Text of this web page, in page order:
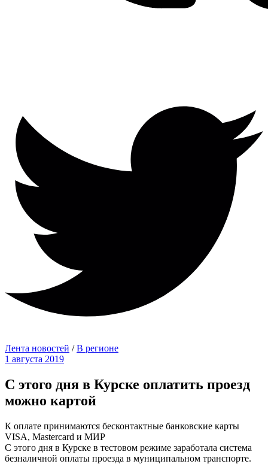
Лента новостей /В регионе
1 августа 2019
С этого дня в Курске оплатить проезд
можно картой
К оплате принимаются бесконтактные банковские карты
VISA, Mastercard и МИР
С этого дня в Курске в тестовом режиме заработала система
безналичной оплаты проезда в муниципальном транспорте.